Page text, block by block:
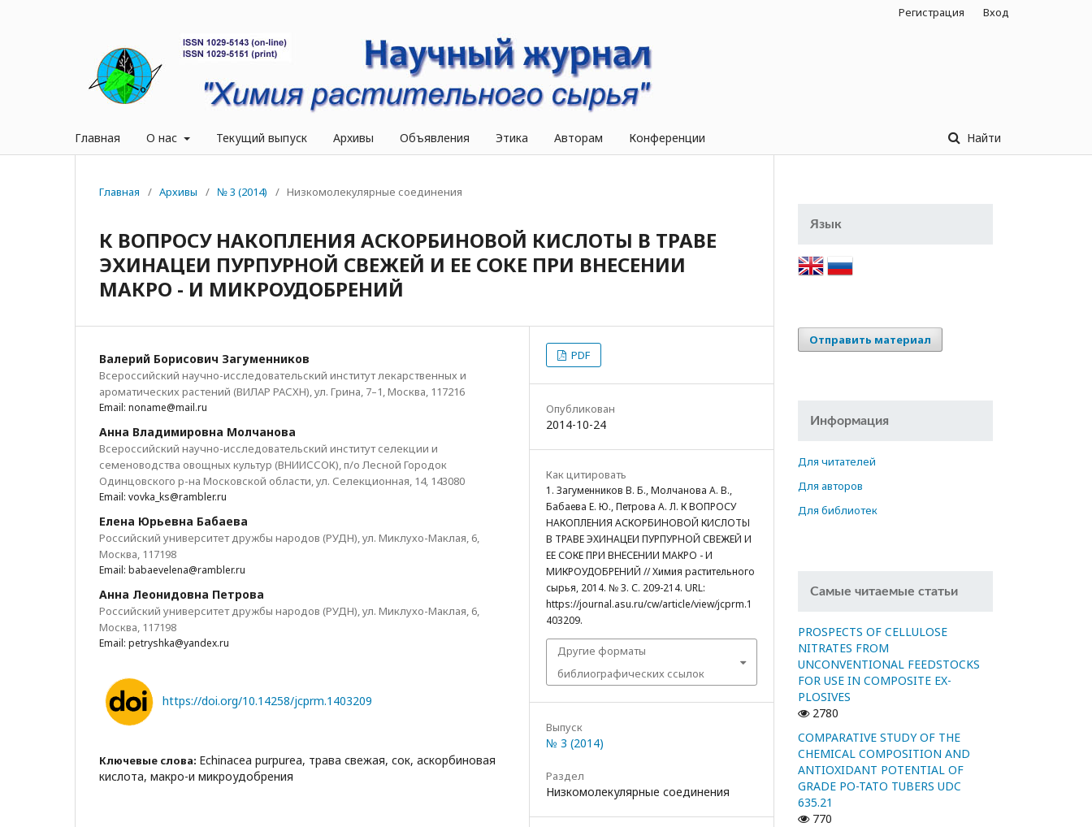
Главная О нас Текущий выпуск Архивы Объявления Этика Авторам Конференции Найти
Регистрация Вход
Главная / Архивы / № 3 (2014) / Низкомолекулярные соединения
К ВОПРОСУ НАКОПЛЕНИЯ АСКОРБИНОВОЙ КИСЛОТЫ В ТРАВЕ
ЭХИНАЦЕИ ПУРПУРНОЙ СВЕЖЕЙ И ЕЕ СОКЕ ПРИ ВНЕСЕНИИ
МАКРО - И МИКРОУДОБРЕНИЙ
Валерий Борисович Загуменников
Всероссийский научно-исследовательский институт лекарственных и
ароматических растений (ВИЛАР РАСХН), ул. Грина, 7–1, Москва, 117216
Email: noname@mail.ru
Анна Владимировна Молчанова
Всероссийский научно-исследовательский институт селекции и
семеноводства овощных культур (ВНИИССОК), п/o Лесной Городок
Одинцовского р-на Московской области, ул. Селекционная, 14, 143080
Email: vovka_ks@rambler.ru
Елена Юрьевна Бабаева
Российский университет дружбы народов (РУДН), ул. Миклухо-Маклая, 6,
Москва, 117198
Email: babaevelena@rambler.ru
Анна Леонидовна Петрова
Российский университет дружбы народов (РУДН), ул. Миклухо-Маклая, 6,
Москва, 117198
Email: petryshka@yandex.ru
https://doi.org/10.14258/jcprm.1403209
Ключевые слова: Echinacea purpurea, трава свежая, сок, аскорбиновая
кислота, макро-и микроудобрения
PDF
Опубликован
2014-10-24
Как цитировать
1. Загуменников В. Б., Молчанова А. В.,
Бабаева Е. Ю., Петрова А. Л. К ВОПРОСУ
НАКОПЛЕНИЯ АСКОРБИНОВОЙ КИСЛОТЫ
В ТРАВЕ ЭХИНАЦЕИ ПУРПУРНОЙ СВЕЖЕЙ И
ЕЕ СОКЕ ПРИ ВНЕСЕНИИ МАКРО - И
МИКРОУДОБРЕНИЙ // Химия растительного
сырья, 2014. № 3. С. 209-214. URL:
https://journal.asu.ru/cw/article/view/jcprm.1
403209.
Другие форматы
библиографических ссылок
Выпуск
№ 3 (2014)
Раздел
Низкомолекулярные соединения
Язык
Отправить материал
Информация
Для читателей
Для авторов
Для библиотек
Самые читаемые статьи
PROSPECTS OF CELLULOSE
NITRATES FROM
UNCONVENTIONAL FEEDSTOCKS
FOR USE IN COMPOSITE EX-
PLOSIVES
2780
COMPARATIVE STUDY OF THE
CHEMICAL COMPOSITION AND
ANTIOXIDANT POTENTIAL OF
GRADE PO-TATO TUBERS UDC
635.21
770